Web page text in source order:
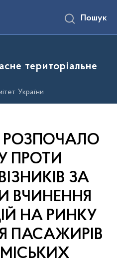
Пошук
територіальне
України
РОЗПОЧАЛО
ПРОТИ
ЗА
ВЧИНЕННЯ
НА РИНКУ
ПАСАЖИРІВ